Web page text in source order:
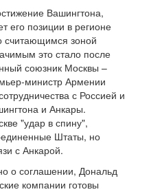
Вашингтона,
его позиции в регионе
считающимся зоной
это стало после
союзник Москвы –
министр Армении
с Россией и
и Анкары.
"удар в спину",
Штаты, но
с Анкарой.
о соглашении, Дональд
компании готовы